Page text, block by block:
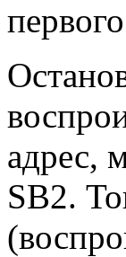
адрес,
SB2.